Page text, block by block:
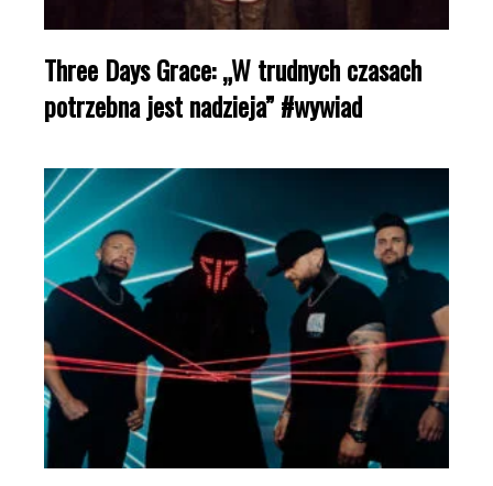
Three Days Grace: „W trudnych czasach
potrzebna jest nadzieja” #wywiad